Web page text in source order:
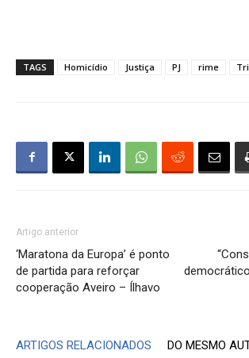
TAGS Homicídio Justiça PJ rime
Artigo anterior
‘Maratona da Europa’ é ponto
de partida para reforçar
cooperação Aveiro – Ílhavo
ARTIGOS RELACIONADOS DO MESMO